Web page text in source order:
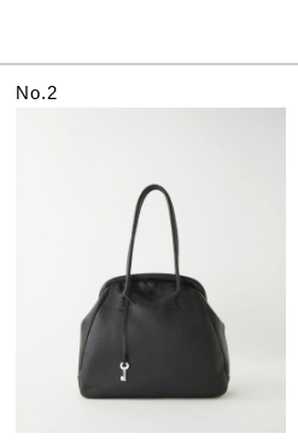
No.2